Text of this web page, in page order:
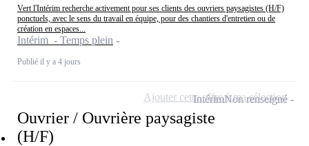
Vert l'Intérim recherche activement pour ses clients des ouvriers paysagistes (H/F)
ponctuels, avec le sens du travail en équipe, pour des chantiers d'entretien ou de
création en espaces...
Intérim - Temps plein
Publié il y a 4 jours
Ouvrier / Ouvrière paysagiste
(H/F)
IntérimNon renseigné
Ajouter cette offre à ma sélection